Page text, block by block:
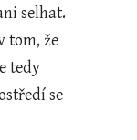
selhat.
tom, že
tedy
se